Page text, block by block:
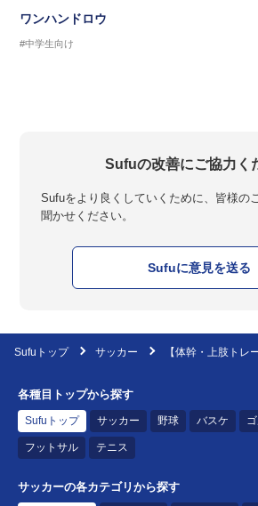
ワンハンドロウ
#中学生向け
Sufuの改善にご協力く
Sufuをより良くしていくために、皆様の
聞かせください。
Sufuに意見を送る
Sufuトップ サッカー 【体幹・上肢トレ
各種目トップから探す
Sufuトップ サッカー 野球 バスケ
フットサル テニス
サッカーの各カテゴリから探す